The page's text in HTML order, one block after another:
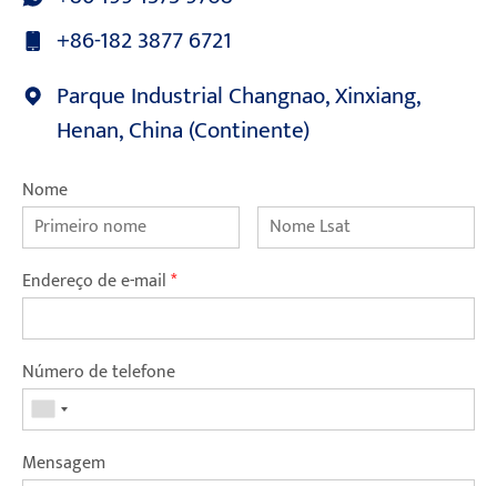
+86-182 3877 6721
Parque Industrial Changnao, Xinxiang,
Henan, China (Continente)
Nome
Endereço de e-mail*
Número de telefone
Mensagem